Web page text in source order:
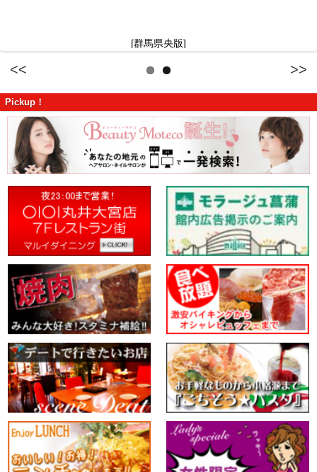
[群馬県央版]
Pickup！